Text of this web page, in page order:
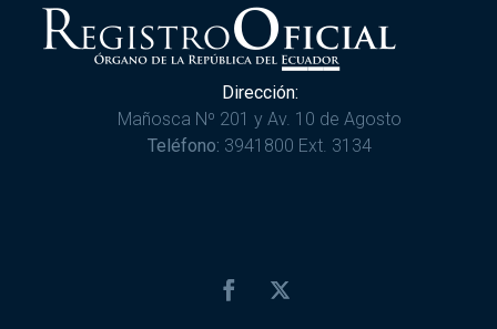
Dirección:
Mañosca Nº 201 y Av. 10 de Agosto
Teléfono: 3941800 Ext. 3134